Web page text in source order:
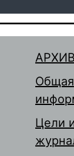
АРХИВ
Общая
Цели